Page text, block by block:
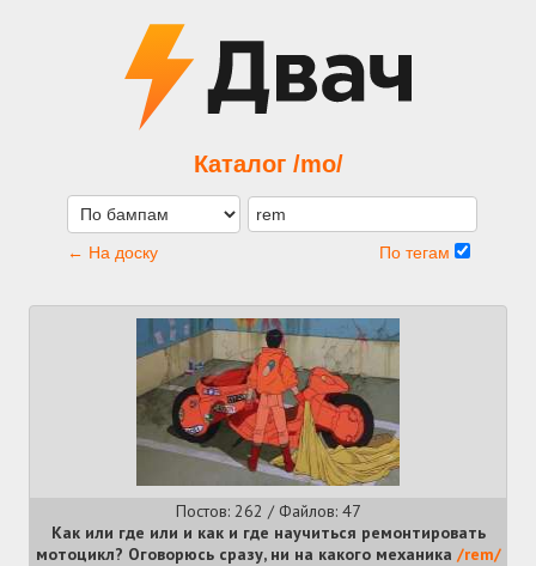
Каталог /mo/
← На доску По тегам
Постов: 262 / Файлов: 47
Как или где или и как и где научиться ремонтировать
мотоцикл? Оговорюсь сразу, ни на какого механика /rem/